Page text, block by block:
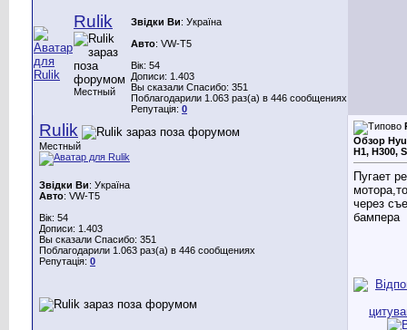
Rulik
Местный
Звідки Ви: Україна
Авто: VW-Т5
Вік: 54
Дописи: 1.403
Вы сказали Спасибо: 351
Поблагодарили 1.063 раз(а) в 446 сообщениях
Репутація: 0
Rulik
Местный
Звідки Ви: Україна
Авто: VW-Т5
Вік: 54
Дописи: 1.403
Вы сказали Спасибо: 351
Поблагодарили 1.063 раз(а) в 446 сообщениях
Репутація: 0
Обзор
H1, H300,
Пугает
через
бампера